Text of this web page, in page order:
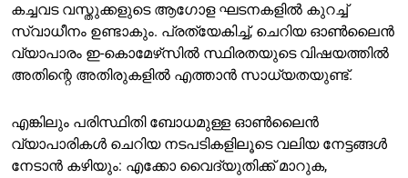
കച്ചവട വസ്തുക്കളുടെ ആഗോള ഘടനകളിൽ കുറച്ച്
സ്വാധീനം ഉണ്ടാകും. പ്രത്യേകിച്ച്, ചെറിയ ഓൺലൈൻ
വ്യാപാരം ഇ-കൊമേഴ്‌സിൽ സ്ഥിരതയുടെ വിഷയത്തിൽ
അതിന്റെ അതിരുകളിൽ എത്താൻ സാധ്യതയുണ്ട്.
എങ്കിലും പരിസ്ഥിതി ബോധമുള്ള ഓൺലൈൻ
വ്യാപാരികൾ ചെറിയ നടപടികളിലൂടെ വലിയ നേട്ടങ്ങൾ
നേടാൻ കഴിയും: എക്കോ വൈദ്യുതിക്ക് മാറുക,